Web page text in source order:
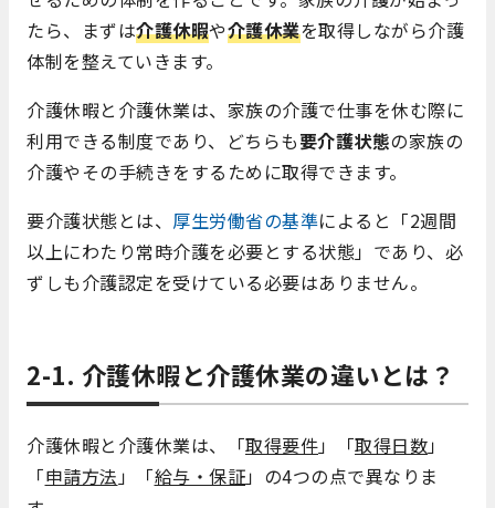
たら、まずは介護休暇や介護休業を取得しながら介護
体制を整えていきます。
介護休暇と介護休業は、家族の介護で仕事を休む際に
利用できる制度であり、どちらも要介護状態の家族の
介護やその手続きをするために取得できます。
要介護状態とは、 厚生労働省の基準によると「2週間
以上にわたり常時介護を必要とする状態」であり、必
ずしも介護認定を受けている必要はありません。
2-1. 介護休暇と介護休業の違いとは？
介護休暇と介護休業は、「取得要件」「取得日数」
「申請方法」「給与・保証」の4つの点で異なりま